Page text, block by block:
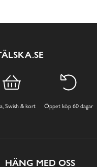
Swish & kort Öppet köp 60 dagar
HÄNG MED OSS